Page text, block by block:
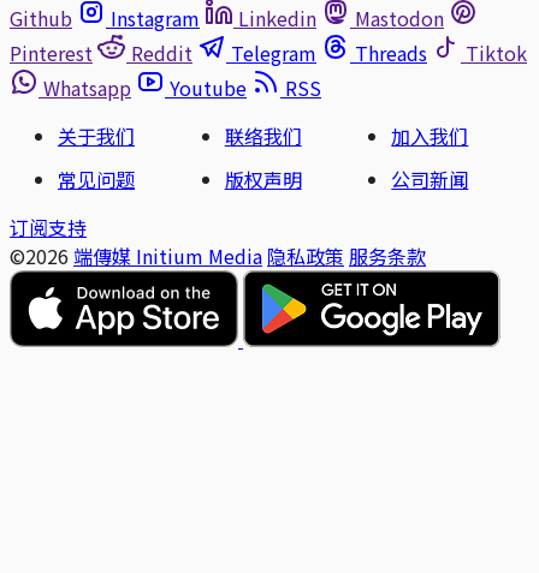
Github
Instagram Linkedin
Mastodon
Pinterest
Reddit Telegram Threads
Tiktok
Whatsapp
Youtube
RSS
关于我们
联络我们
加入我们
常见问题
版权声明
公司新闻
订阅支持
©2026 端傳媒 Initium Media 隐私政策 服务条款